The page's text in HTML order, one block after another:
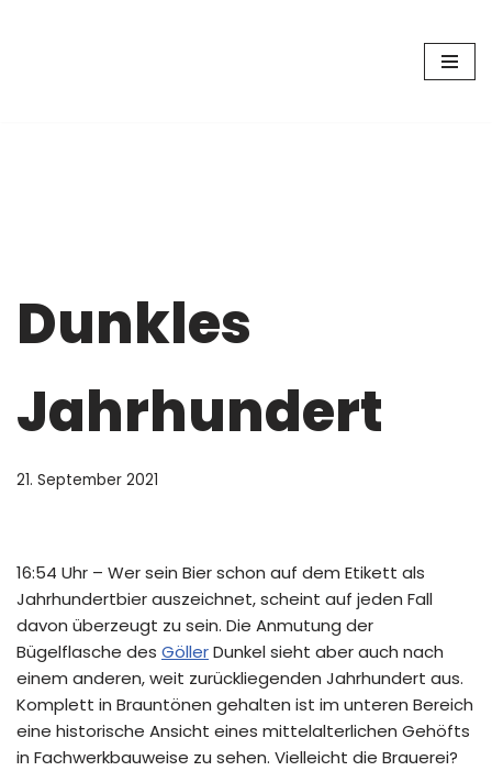
Dunkles
Jahrhundert
21. September 2021
16:54 Uhr – Wer sein Bier schon auf dem Etikett als
Jahrhundertbier auszeichnet, scheint auf jeden Fall
davon überzeugt zu sein. Die Anmutung der
Bügelflasche des GöllerDunkel sieht aber auch nach
einem anderen, weit zurückliegenden Jahrhundert aus.
Komplett in Brauntönen gehalten ist im unteren Bereich
eine historische Ansicht eines mittelalterlichen Gehöfts
in Fachwerkbauweise zu sehen. Vielleicht die Brauerei?